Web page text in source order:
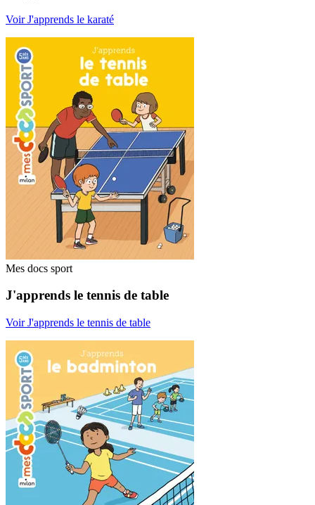
Voir J'apprends le karaté
Mes docs sport
J'apprends le tennis de table
Voir J'apprends le tennis de table